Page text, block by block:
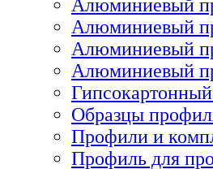
Алюминиевый
Алюминиевый
Алюминиевый
Алюминиевый
Образцы
Профили и
Профиль для